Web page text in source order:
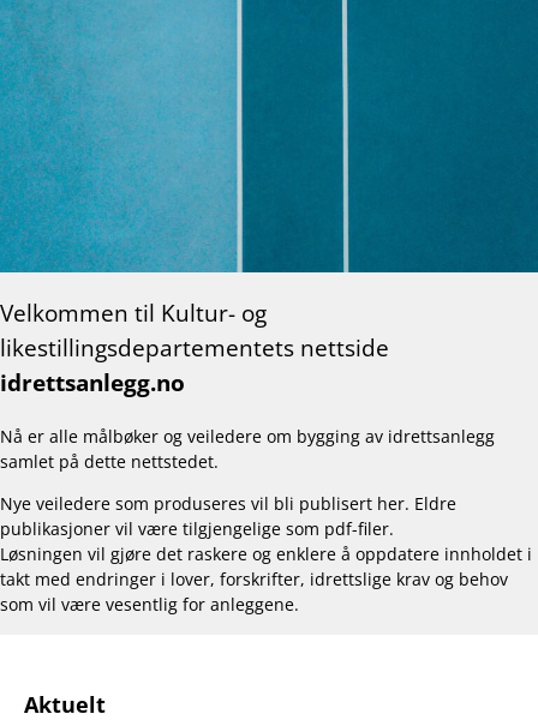
Velkommen til Kultur- og
likestillingsdepartementets nettside
idrettsanlegg.no
Nå er alle målbøker og veiledere om bygging av idrettsanlegg
samlet på dette nettstedet.
Nye veiledere som produseres vil bli publisert her. Eldre
publikasjoner vil være tilgjengelige som pdf-filer.
Løsningen vil gjøre det raskere og enklere å oppdatere innholdet i
takt med endringer i lover, forskrifter, idrettslige krav og behov
som vil være vesentlig for anleggene.
Aktuelt